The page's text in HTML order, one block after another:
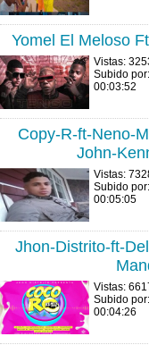
Yomel El Meloso
Vistas:
Subido por:
00:03:52
Copy-R-ft-Neno-
John-
Vistas:
Subido por:
00:05:05
Jhon-Distrito-ft-
Vistas:
Subido por:
00:04:26